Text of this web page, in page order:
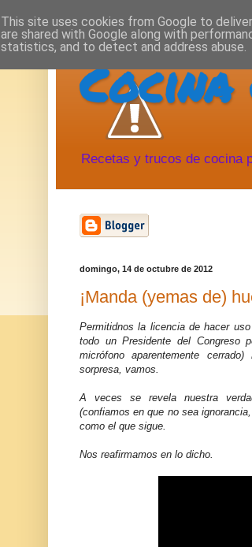
Recetas y trucos de cocina
domingo, 14 de octubre de 2012
¡Manda (yemas de)
Permitidnos la licencia de hacer
todo un Presidente del Congreso
micrófono aparentemente
sorpresa, vamos.
A veces se revela nuestra
(confiamos en que no sea
como el que sigue.
Nos reafirmamos en lo dicho.
This site uses cookies from Google to
are shared with Google along with
statistics, and to detect and address abuse.